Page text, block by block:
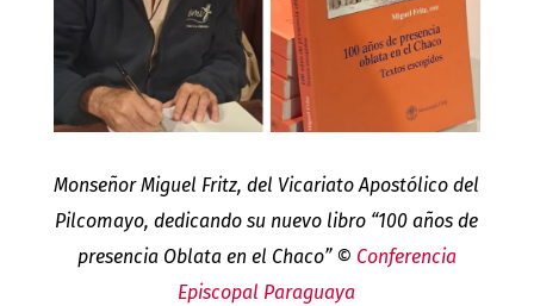
Monseñor Miguel Fritz, del Vicariato Apostólico del
Pilcomayo, dedicando su nuevo libro “100 años de
presencia Oblata en el Chaco” © Conferencia
Episcopal Paraguaya